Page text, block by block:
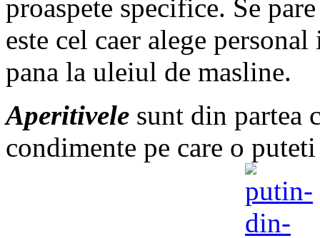
proaspete specifice. Se
este cel caer alege
pana la uleiul de masline.
Aperitivele sunt din partea
condimente pe care o